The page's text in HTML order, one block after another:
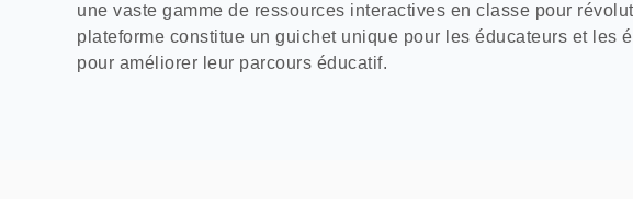
une vaste gamme de ressources interactives en classe pour
plateforme constitue un guichet unique pour les éducateurs et les
pour améliorer leur parcours éducatif.